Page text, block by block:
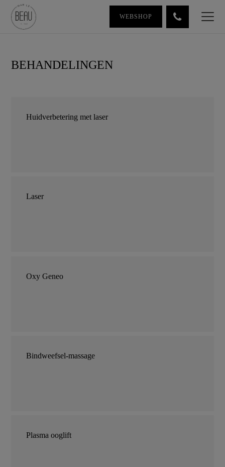
WEBSHOP
BEHANDELINGEN
Huidverbetering met laser
Laser
Oxy Geneo
Bindweefsel-massage
Plasma ooglift